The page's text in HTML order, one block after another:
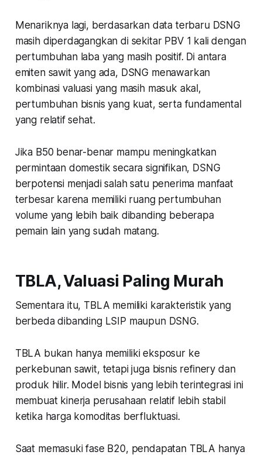
Menariknya lagi, berdasarkan data terbaru DSNG
masih diperdagangkan di sekitar PBV 1 kali dengan
pertumbuhan laba yang masih positif. Di antara
emiten sawit yang ada, DSNG menawarkan
kombinasi valuasi yang masih masuk akal,
pertumbuhan bisnis yang kuat, serta fundamental
yang relatif sehat.
Jika B50 benar-benar mampu meningkatkan
permintaan domestik secara signifikan, DSNG
berpotensi menjadi salah satu penerima manfaat
terbesar karena memiliki ruang pertumbuhan
volume yang lebih baik dibanding beberapa
pemain lain yang sudah matang.
TBLA, Valuasi Paling Murah
Sementara itu, TBLA memiliki karakteristik yang
berbeda dibanding LSIP maupun DSNG.
TBLA bukan hanya memiliki eksposur ke
perkebunan sawit, tetapi juga bisnis refinery dan
produk hilir. Model bisnis yang lebih terintegrasi ini
membuat kinerja perusahaan relatif lebih stabil
ketika harga komoditas berfluktuasi.
Saat memasuki fase B20, pendapatan TBLA hanya